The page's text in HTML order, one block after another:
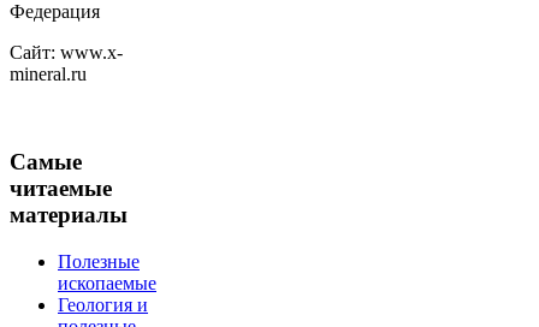
Федерация
Сайт: www.x-
mineral.ru
Самые
читаемые
материалы
Полезные
ископаемые
Геология и